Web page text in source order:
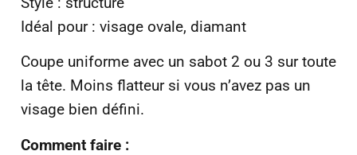
Idéal pour : visage ovale, diamant
Coupe uniforme avec un sabot 2 ou 3 sur toute
la tête. Moins flatteur si vous n’avez pas un
visage bien défini.
Comment faire :